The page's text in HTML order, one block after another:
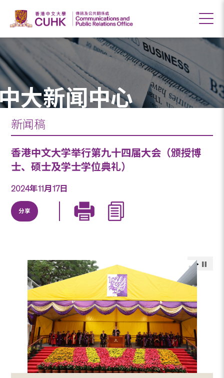
大新闻中心
新闻稿
香港中文大学举行第九十四届大会（颁授博
士、硕士及学士学位典礼）
2024年11月17日
分享